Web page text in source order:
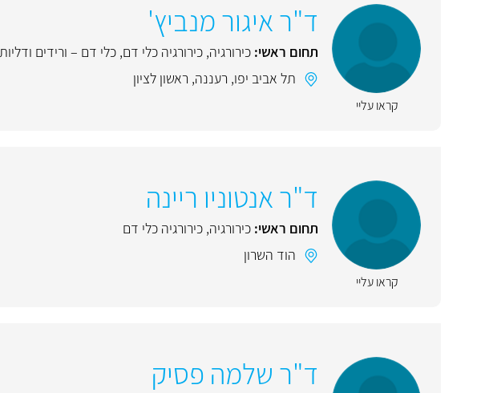
קראו עליי
ד"ר איגור מנביץ'
תחום ראשי: כירורגיה, כירורגיה כלי דם, כלי דם – ורידים ודליות
תל אביב יפו, רעננה, ראשון לציון
קראו עליי
ד"ר אנטוניו ריינה
תחום ראשי: כירורגיה, כירורגיה כלי דם
הוד השרון
ד"ר שלמה פסיק